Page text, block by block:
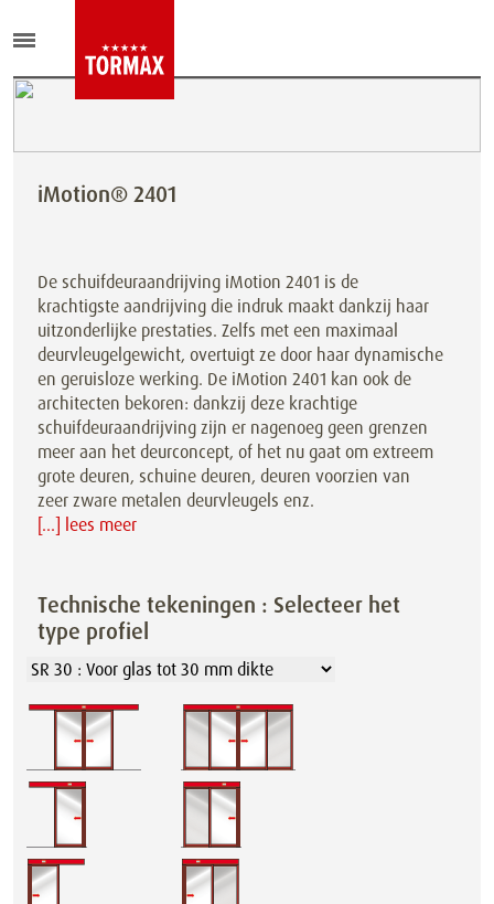
iMotion® 2401
De schuifdeuraandrijving iMotion 2401 is de
krachtigste aandrijving die indruk maakt dankzij haar
uitzonderlijke prestaties. Zelfs met een maximaal
deurvleugelgewicht, overtuigt ze door haar dynamische
en geruisloze werking. De iMotion 2401 kan ook de
architecten bekoren: dankzij deze krachtige
schuifdeuraandrijving zijn er nagenoeg geen grenzen
meer aan het deurconcept, of het nu gaat om extreem
grote deuren, schuine deuren, deuren voorzien van
zeer zware metalen deurvleugels enz.
[...] lees meer
Technische tekeningen : Selecteer het
type profiel